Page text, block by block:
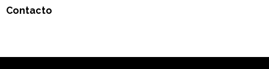
Contacto